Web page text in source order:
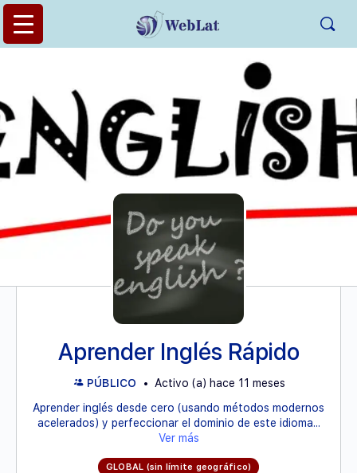
Aprender Inglés Rápido
PÚBLICO
Activo (a) hace 11 meses
Aprender inglés desde cero (usando métodos modernos
acelerados) y perfeccionar el dominio de este idioma...
Ver más
GLOBAL (sin límite geográfico)